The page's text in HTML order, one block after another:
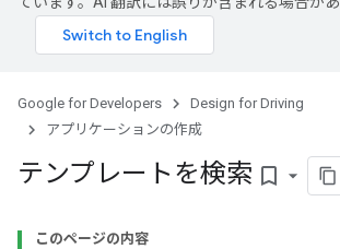
Google for Developers
Design for Driving
アプリケーションの作成
テンプレートを検索 bookmark_border
このページの内容